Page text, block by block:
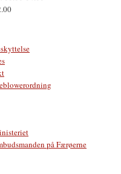
på Færøerne